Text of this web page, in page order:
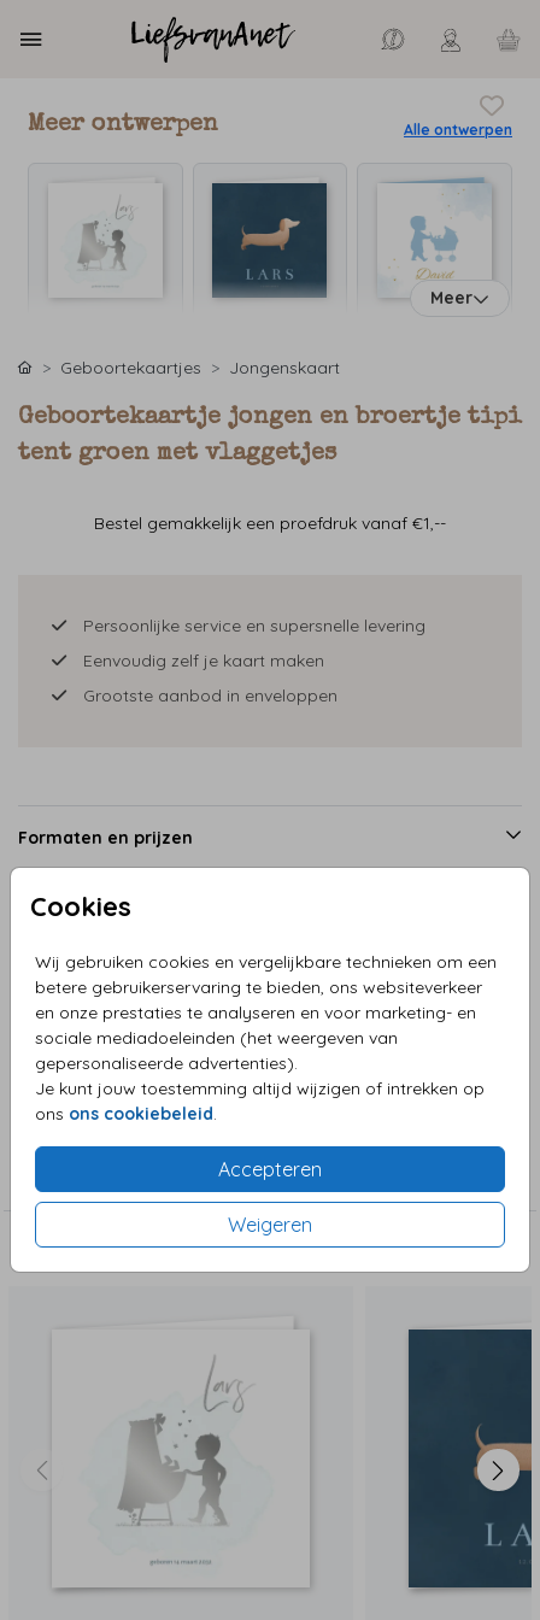
Cookies
Wij gebruiken cookies en vergelijkbare technieken om een
betere gebruikerservaring te bieden, ons websiteverkeer
en onze prestaties te analyseren en voor marketing- en
sociale mediadoeleinden (het weergeven van
gepersonaliseerde advertenties).
Je kunt jouw toestemming altijd wijzigen of intrekken op
ons ons cookiebeleid.
Accepteren
Weigeren
Meer ontwerpen Alle ontwerpen
Meer
Geboortekaartjes Jongenskaart
Geboortekaartje jongen en broertje tipi
tent groen met vlaggetjes
Bestel gemakkelijk een proefdruk vanaf €1,--
Persoonlijke service en supersnelle levering
Eenvoudig zelf je kaart maken
Grootste aanbod in enveloppen
Formaten en prijzen
Omschrijving
Geboortekaartje jongen en broertje tipi tent groen met
vlaggetjes en watercolor